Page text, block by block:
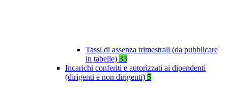
Tassi di assenza trimestrali (da pubblicare
in tabelle) 33
Incarichi conferiti e autorizzati ai dipendenti
(dirigenti e non dirigenti) 5